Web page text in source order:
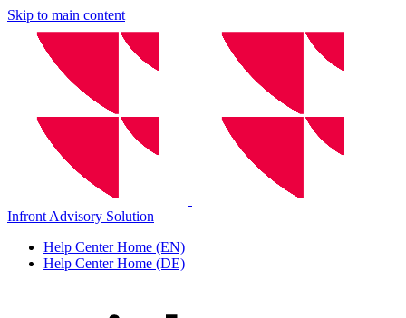
Skip to main content
Infront Advisory Solution
Help Center Home (EN)
Help Center Home (DE)